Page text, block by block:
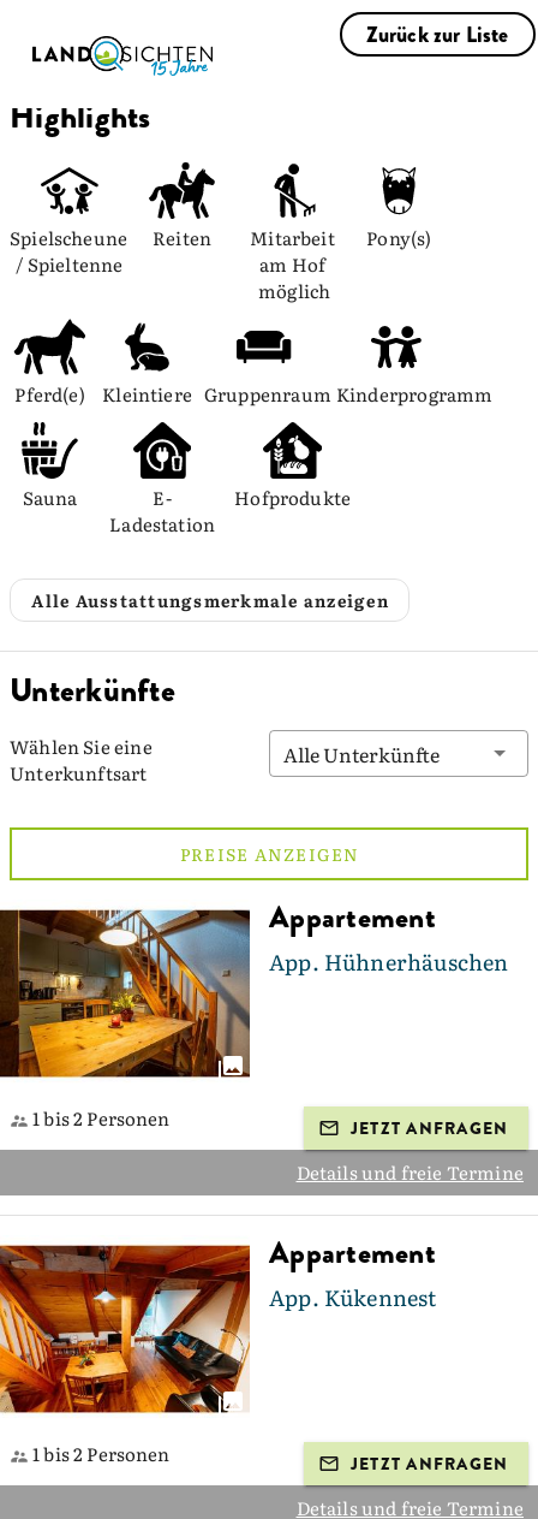
Zurück zur Liste
Highlights
Spielscheune
/ Spieltenne
Reiten
Mitarbeit
am Hof
möglich
Pony(s)
Pferd(e) Kleintiere Gruppenraum Kinderprogramm
Sauna
E-
Ladestation
Hofprodukte
Alle Ausstattungsmerkmale anzeigen
Unterkünfte
Wählen Sie eine
Unterkunftsart
Alle Unterkünfte
PREISE ANZEIGEN
Appartement
App. Hühnerhäuschen
1 bis 2 Personen JETZT ANFRAGEN
Details und freie Termine
Appartement
App. Kükennest
1 bis 2 Personen JETZT ANFRAGEN
Details und freie Termine